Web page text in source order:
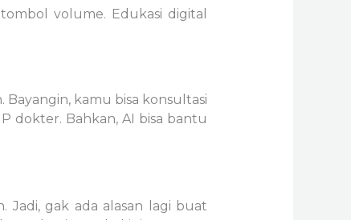
volume. Edukasi digital
Bayangin, kamu bisa konsultasi
dokter. Bahkan, AI bisa bantu
Jadi, gak ada alasan lagi buat